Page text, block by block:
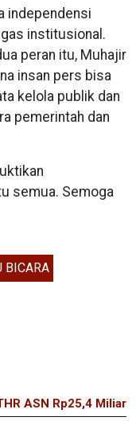
independensi
institusional.
peran itu, Muhajir
insan pers bisa
kelola publik dan
pemerintah dan
semua. Semoga
BICARA
ASN Rp25,4 Miliar